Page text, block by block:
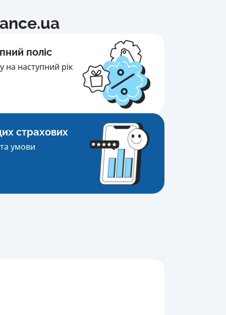
поліс
наступний рік
страхових
умови